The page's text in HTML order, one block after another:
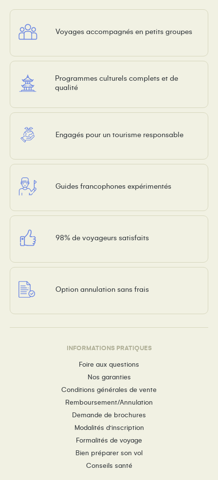
Voyages accompagnés en petits groupes
Programmes culturels complets et de
qualité
Engagés pour un tourisme responsable
Guides francophones expérimentés
98% de voyageurs satisfaits
Option annulation sans frais
INFORMATIONS PRATIQUES
Foire aux questions
Nos garanties
Conditions générales de vente
Remboursement/Annulation
Demande de brochures
Modalités d’inscription
Formalités de voyage
Bien préparer son vol
Conseils santé